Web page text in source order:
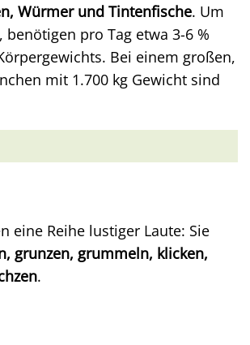
Würmer und Tintenfische. Um
benötigen pro Tag etwa 3-6 %
Bei einem großen,
mit 1.700 kg Gewicht sind
eine Reihe lustiger Laute: Sie
grunzen, grummeln, klicken,
.